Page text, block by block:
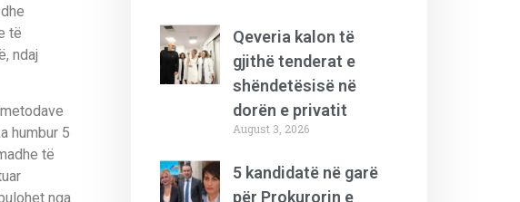
dhe
të
, ndaj
humbur 5
të
nga
Qeveria kalon të
gjithë tenderat e
shëndetësisë në
dorën e privatit
August 3, 2026
5 kandidatë në garë
për Prokurorin e